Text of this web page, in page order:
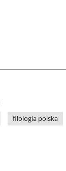
filologia polska